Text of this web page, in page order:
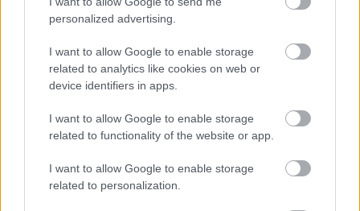
personalized advertising.
I want to allow Google to enable storage
related to analytics like cookies on web or
device identifiers in apps.
I want to allow Google to enable storage
related to functionality of the website or app.
I want to allow Google to enable storage
related to personalization.